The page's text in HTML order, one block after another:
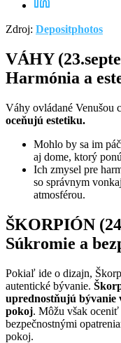
Zdroj: Depositphotos
VÁHY
Harmónia a
Váhy ovládané Venušou
oceňujú estetiku.
Mohlo by sa im
aj dome, ktorý
Ich zmysel pre
so správnym
atmosférou.
ŠKORPIÓN
Súkromie a
Pokiaľ ide o dizajn,
autentické bývanie.
uprednostňujú bývanie
pokoj. Môžu však oceniť
bezpečnostnými
pokoj.